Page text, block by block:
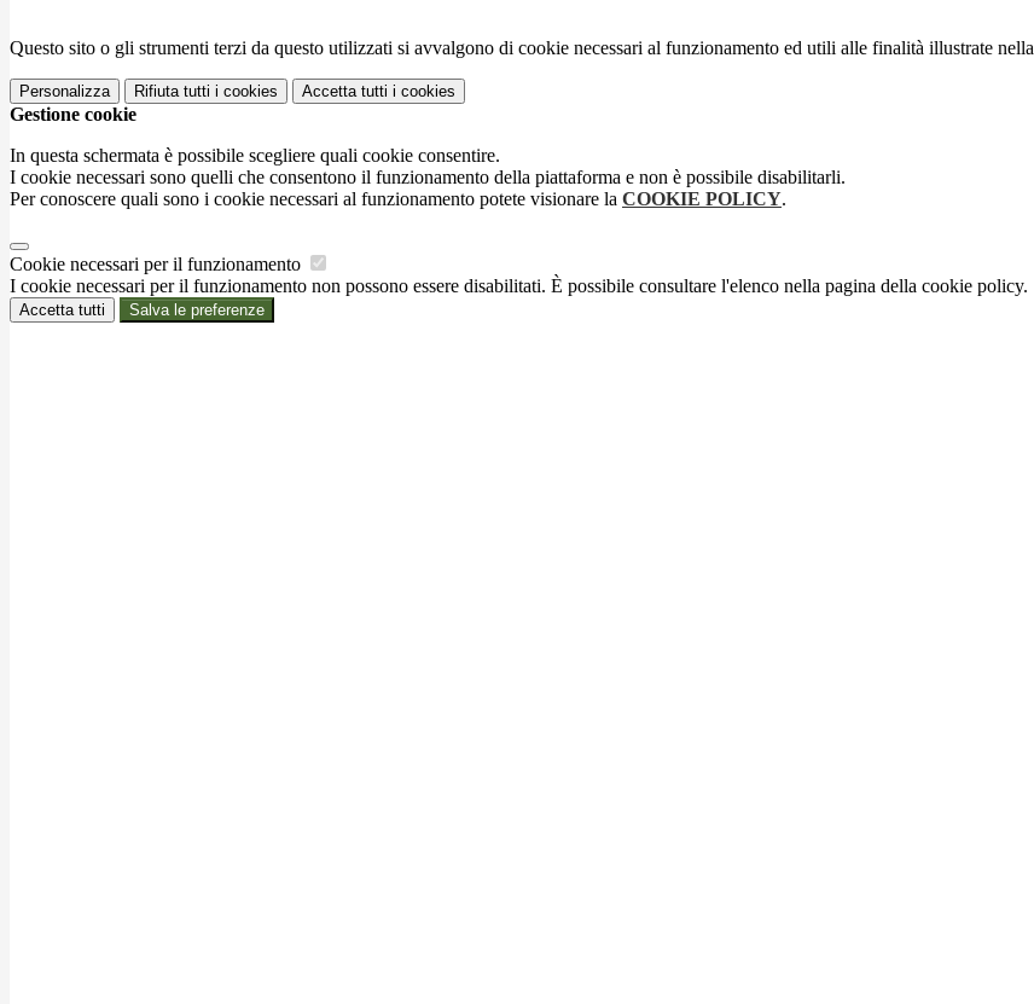
Questo sito o gli strumenti terzi da questo utilizzati si avvalgono di cookie necessari al funzionamento ed utili alle finalità illustrate nella
Personalizza Rifiuta tutti i cookies Accetta tutti i cookies
Gestione cookie
In questa schermata è possibile scegliere quali cookie consentire.
I cookie necessari sono quelli che consentono il funzionamento della piattaforma e non è possibile disabilitarli.
Per conoscere quali sono i cookie necessari al funzionamento potete visionare la COOKIE POLICY.
Cookie necessari per il funzionamento
I cookie necessari per il funzionamento non possono essere disabilitati. È possibile consultare l'elenco nella pagina della cookie policy.
Accetta tutti Salva le preferenze